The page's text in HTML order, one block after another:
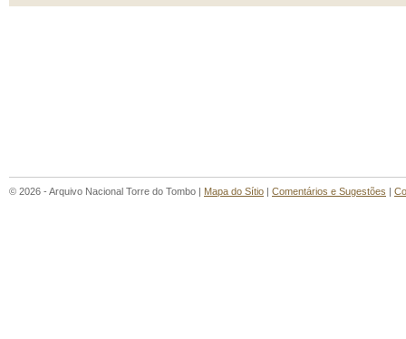
© 2026 - Arquivo Nacional Torre do Tombo | Mapa do Sítio | Comentários e Sugestões |